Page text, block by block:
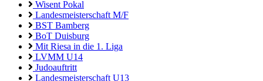
Wisent Pokal
Landesmeisterschaft M/F
BST Bamberg
BoT Duisburg
Mit Riesa in die 1. Liga
LVMM U14
Judoauftritt
Landesmeisterschaft U13